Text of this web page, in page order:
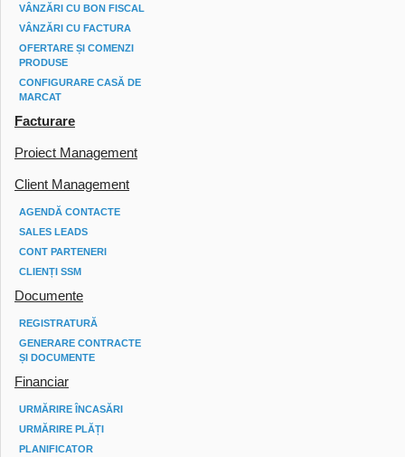
VÂNZĂRI CU BON FISCAL
VÂNZĂRI CU FACTURA
OFERTARE ȘI COMENZI
PRODUSE
CONFIGURARE CASĂ DE
MARCAT
Facturare
Proiect Management
Client Management
AGENDĂ CONTACTE
SALES LEADS
CONT PARTENERI
CLIENȚI SSM
Documente
REGISTRATURĂ
GENERARE CONTRACTE
ȘI DOCUMENTE
Financiar
URMĂRIRE ÎNCASĂRI
URMĂRIRE PLĂȚI
PLANIFICATOR